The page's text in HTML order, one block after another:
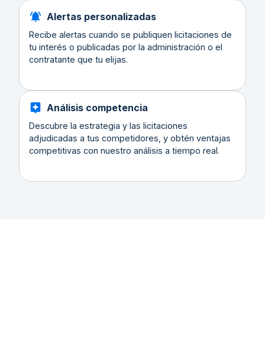
Alertas personalizadas
Recibe alertas cuando se publiquen licitaciones de
tu interés o publicadas por la administración o el
contratante que tu elijas.
Análisis competencia
Descubre la estrategia y las licitaciones
adjudicadas a tus competidores, y obtén ventajas
competitivas con nuestro análisis a tiempo real.